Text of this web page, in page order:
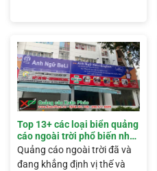
Top 13+ các loại biển quảng
cáo ngoài trời phổ biến nhất
hiện nay
Quảng cáo ngoài trời đã và
đang khẳng định vị thế và